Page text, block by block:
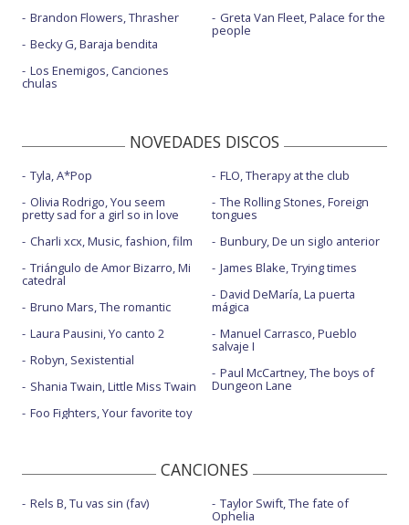
Brandon Flowers, Thrasher
Becky G, Baraja bendita
Los Enemigos, Canciones
chulas
Greta Van Fleet, Palace for the
people
NOVEDADES DISCOS
Tyla, A*Pop
Olivia Rodrigo, You seem
pretty sad for a girl so in love
Charli xcx, Music, fashion, film
Triángulo de Amor Bizarro, Mi
catedral
Bruno Mars, The romantic
Laura Pausini, Yo canto 2
Robyn, Sexistential
Shania Twain, Little Miss Twain
Foo Fighters, Your favorite toy
FLO, Therapy at the club
The Rolling Stones, Foreign
tongues
Bunbury, De un siglo anterior
James Blake, Trying times
David DeMaría, La puerta
mágica
Manuel Carrasco, Pueblo
salvaje I
Paul McCartney, The boys of
Dungeon Lane
CANCIONES
Rels B, Tu vas sin (fav) Taylor Swift, The fate of
Ophelia